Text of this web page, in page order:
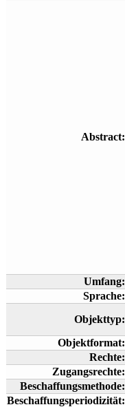
Abstract:
Umfang:
Sprache:
Objekttyp:
Objektformat:
Rechte:
Zugangsrechte:
Beschaffungsmethode:
Beschaffungsperiodizität: